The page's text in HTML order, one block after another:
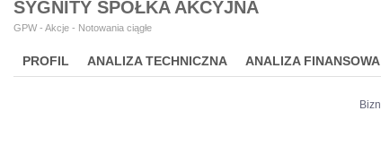
SYGNITY SPÓŁKA AKCYJNA
GPW - Akcje - Notowania ciągłe
PROFIL ANALIZA TECHNICZNA ANALIZA FINANSOWA